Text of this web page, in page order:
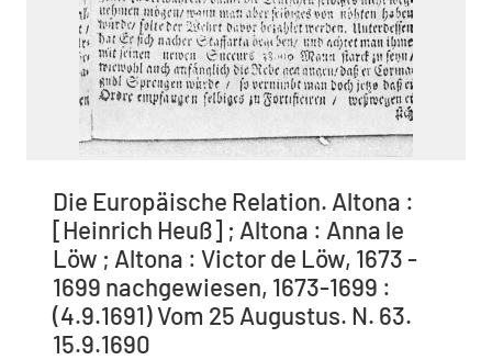
Die Europäische Relation. Altona :
[Heinrich Heuß] ; Altona : Anna le
Löw ; Altona : Victor de Löw, 1673 -
1699 nachgewiesen, 1673-1699 :
(4.9.1691) Vom 25 Augustus. N. 63.
15.9.1690